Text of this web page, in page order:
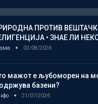
ПРОТИВ
• ЗНАЕ ЛИ
02/08/2026
мажот е љубоморен на
базени?
21/07/2026